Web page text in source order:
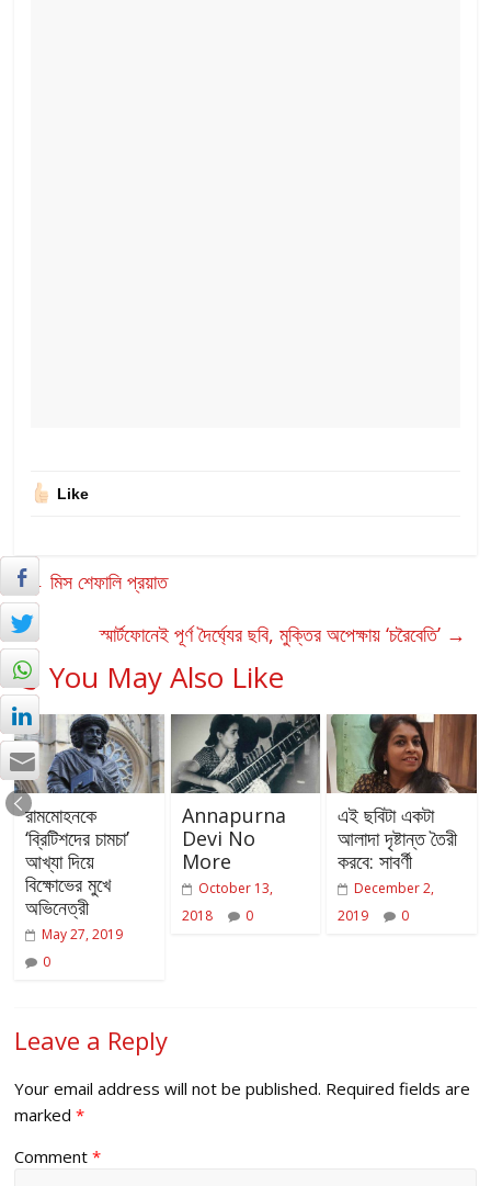
Like
← মিস শেফালি প্রয়াত
স্মার্টফোনেই পূর্ণ দৈর্ঘ্যের ছবি, মুক্তির অপেক্ষায় ‘চরৈবেতি’ →
You May Also Like
রামমোহনকে
‘ব্রিটিশদের চামচা’
আখ্যা দিয়ে
বিক্ষোভের মুখে
অভিনেত্রী
May 27, 2019
0
Annapurna
Devi No
More
October 13,
2018
0
এই ছবিটা একটা
আলাদা দৃষ্টান্ত তৈরী
করবে: সাবর্ণী
December 2,
2019
0
Leave a Reply
Your email address will not be published. Required fields are
marked*
Comment*